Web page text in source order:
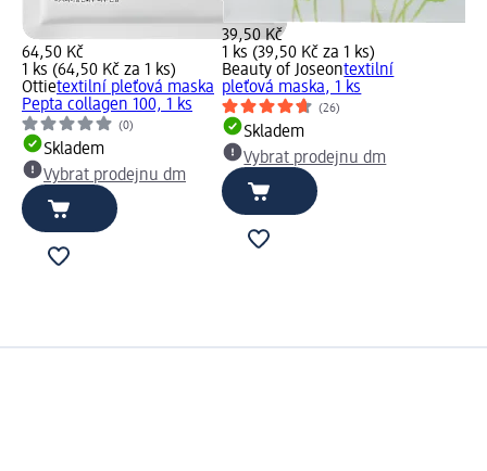
64,50 Kč
1 ks (64,50 Kč za 1 ks)
Ottietextilní pleťová maska
Pepta collagen 100, 1 ks
(0)
Skladem
Vybrat prodejnu dm
39,50 Kč
1 ks (39,50 Kč za 1 ks)
Beauty of Joseontextilní
pleťová maska, 1 ks
(26)
Skladem
Vybrat prodejnu dm